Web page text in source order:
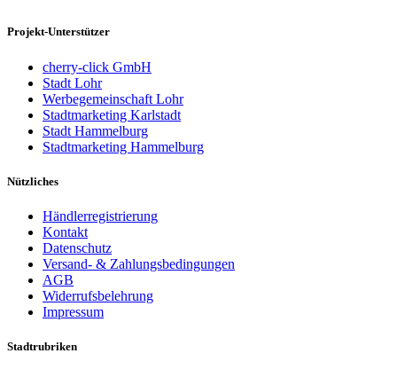
Projekt-Unterstützer
cherry-click GmbH
Stadt Lohr
Werbegemeinschaft Lohr
Stadtmarketing Karlstadt
Stadt Hammelburg
Stadtmarketing Hammelburg
Nützliches
Händlerregistrierung
Kontakt
Datenschutz
Versand- & Zahlungsbedingungen
AGB
Widerrufsbelehrung
Impressum
Stadtrubriken